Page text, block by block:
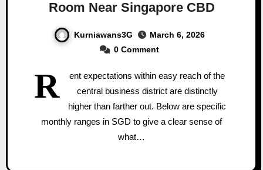
Room Near Singapore CBD
Kurniawans3G
March 6, 2026
0 Comment
R
ent expectations within easy reach of the
central business district are distinctly
higher than farther out. Below are specific
monthly ranges in SGD to give a clear sense of
what…